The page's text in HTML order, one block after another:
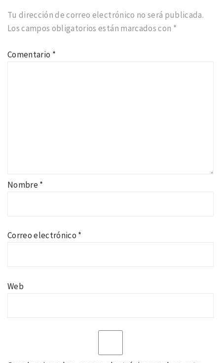
Tu dirección de correo electrónico no será publicada.
Los campos obligatorios están marcados con *
Comentario *
Nombre*
Correo electrónico *
Web